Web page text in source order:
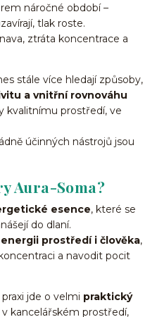
náročné období –
tlak roste.
ztráta koncentrace a
stále více hledají způsoby,
a vnitřní rovnováhu
kvalitnímu prostředí, ve
účinných nástrojů jsou
Aura-Soma?
esence, které se
do dlaní.
prostředí i člověka,
a navodit pocit
jde o velmi praktický
kancelářském prostředí,